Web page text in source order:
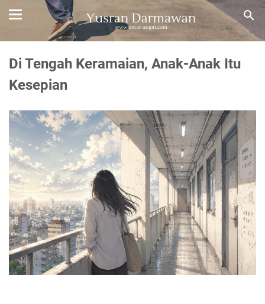
Di Tengah Keramaian, Anak-Anak Itu
Kesepian